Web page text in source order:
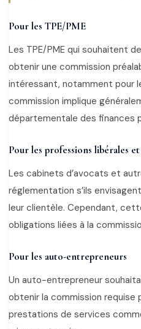
Pour les TPE/PME
Les TPE/PME qui souhaitent
obtenir une commission
intéressant, notamment pour
commission implique
départementale des finances
Pour les professions libérales
Les cabinets d’avocats et
réglementation s’ils
leur clientèle. Cependant,
obligations liées à la
Pour les auto-entrepreneurs
Un auto-entrepreneur
obtenir la commission
prestations de services